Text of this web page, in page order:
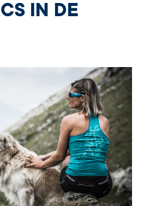
IN DE